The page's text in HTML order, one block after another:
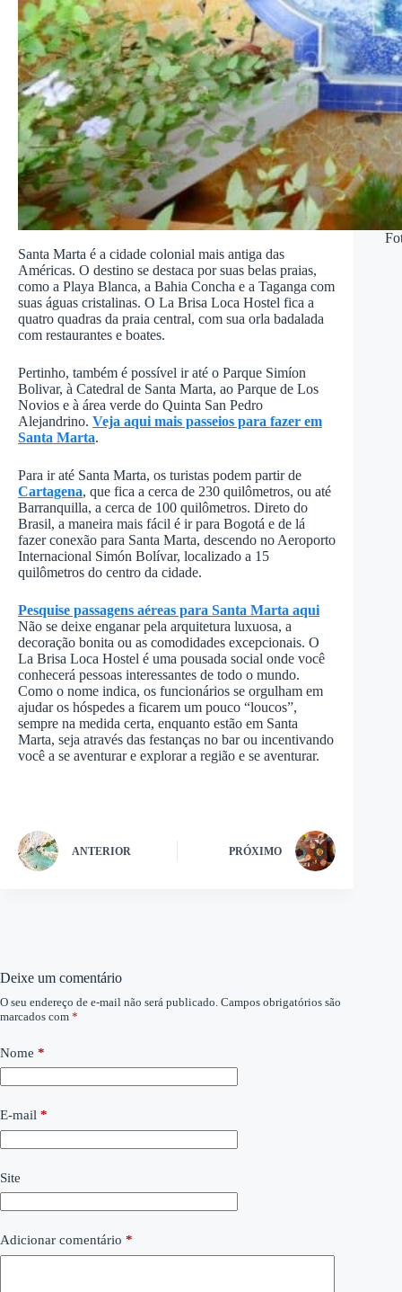
Santa Marta é a cidade colonial mais antiga das
Américas. O destino se destaca por suas belas praias,
como a Playa Blanca, a Bahia Concha e a Taganga com
suas águas cristalinas. O La Brisa Loca Hostel fica a
quatro quadras da praia central, com sua orla badalada
com restaurantes e boates.
Pertinho, também é possível ir até o Parque Simíon
Bolivar, à Catedral de Santa Marta, ao Parque de Los
Novios e à área verde do Quinta San Pedro
Alejandrino. Veja aqui mais passeios para fazer em
Santa Marta.
Para ir até Santa Marta, os turistas podem partir de
Cartagena, que fica a cerca de 230 quilômetros, ou até
Barranquilla, a cerca de 100 quilômetros. Direto do
Brasil, a maneira mais fácil é ir para Bogotá e de lá
fazer conexão para Santa Marta, descendo no Aeroporto
Internacional Simón Bolívar, localizado a 15
quilômetros do centro da cidade.
Pesquise passagens aéreas para Santa Marta aqui
Não se deixe enganar pela arquitetura luxuosa, a
decoração bonita ou as comodidades excepcionais. O
La Brisa Loca Hostel é uma pousada social onde você
conhecerá pessoas interessantes de todo o mundo.
Como o nome indica, os funcionários se orgulham em
ajudar os hóspedes a ficarem um pouco “loucos”,
sempre na medida certa, enquanto estão em Santa
Marta, seja através das festanças no bar ou incentivando
você a se aventurar e explorar a região e se aventurar.
ANTERIOR PRÓXIMO
Deixe um comentário
O seu endereço de e-mail não será publicado. Campos obrigatórios são
marcados com *
Nome *
E-mail *
Site
Adicionar comentário *